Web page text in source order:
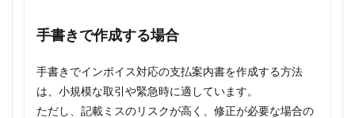
手書きで作成する場合
手書きでインボイス対応の支払案内書を作成する方法
は、小規模な取引や緊急時に適しています。
ただし、記載ミスのリスクが高く、修正が必要な場合の